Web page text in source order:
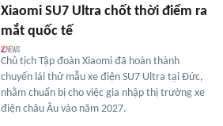
Xiaomi SU7 Ultra chốt thời điểm ra
mắt quốc tế
Chủ tịch Tập đoàn Xiaomi đã hoàn thành
chuyến lái thử mẫu xe điện SU7 Ultra tại Đức,
nhằm chuẩn bị cho việc gia nhập thị trường xe
điện châu Âu vào năm 2027.